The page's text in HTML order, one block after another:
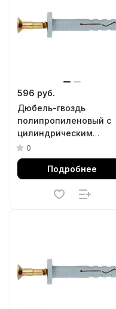
596 руб.
Дюбель-гвоздь
полипропиленовый с
цилиндрическим
бортиком 6 х 60 мм,
шт Сибртех
0
Подробнее